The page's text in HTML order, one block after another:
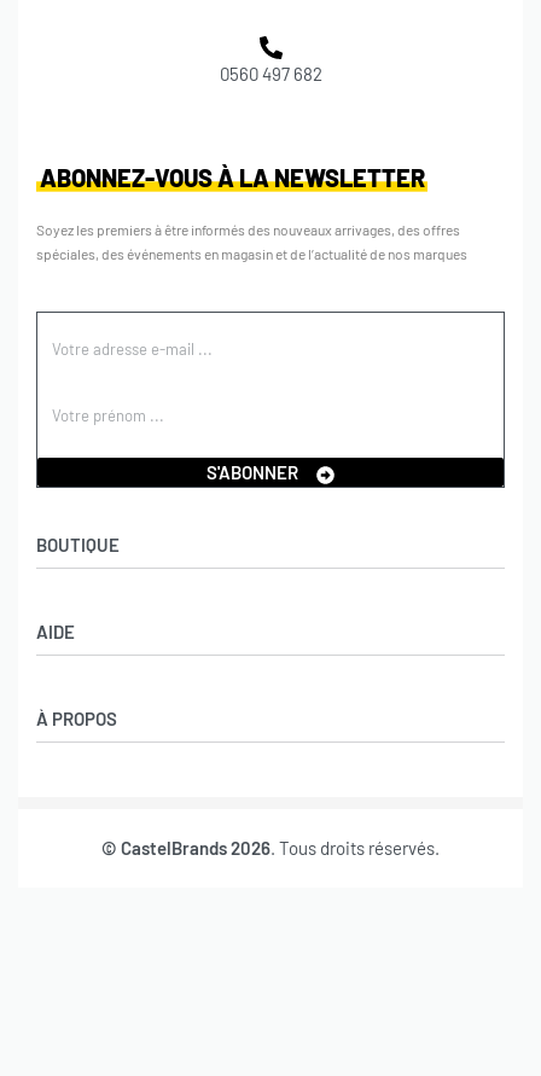
0560 497 682
BOUTIQUE
Garçons
AIDE
Retours et échanges
À PROPOS
ABONNEZ-VOUS À LA NEWSLETTER
Soyez les premiers à être informés des nouveaux arrivages, des offres
spéciales, des événements en magasin et de l’actualité de nos marques
S'ABONNER
© CastelBrands 2026. Tous droits réservés.